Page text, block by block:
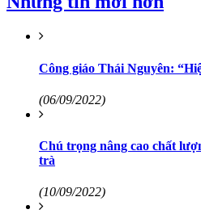
Công giáo Thái Nguyên:
(06/09/2022)
Chú trọng nâng cao chất
trà
(10/09/2022)